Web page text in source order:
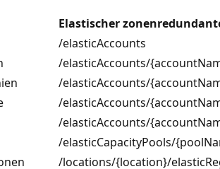
Elastischer
/elasticAccounts
/elasticAccounts/
/elasticAccounts/
/elasticAccounts/
/elasticAccounts/
/elasticCapacityPools/
/locations/{location}/